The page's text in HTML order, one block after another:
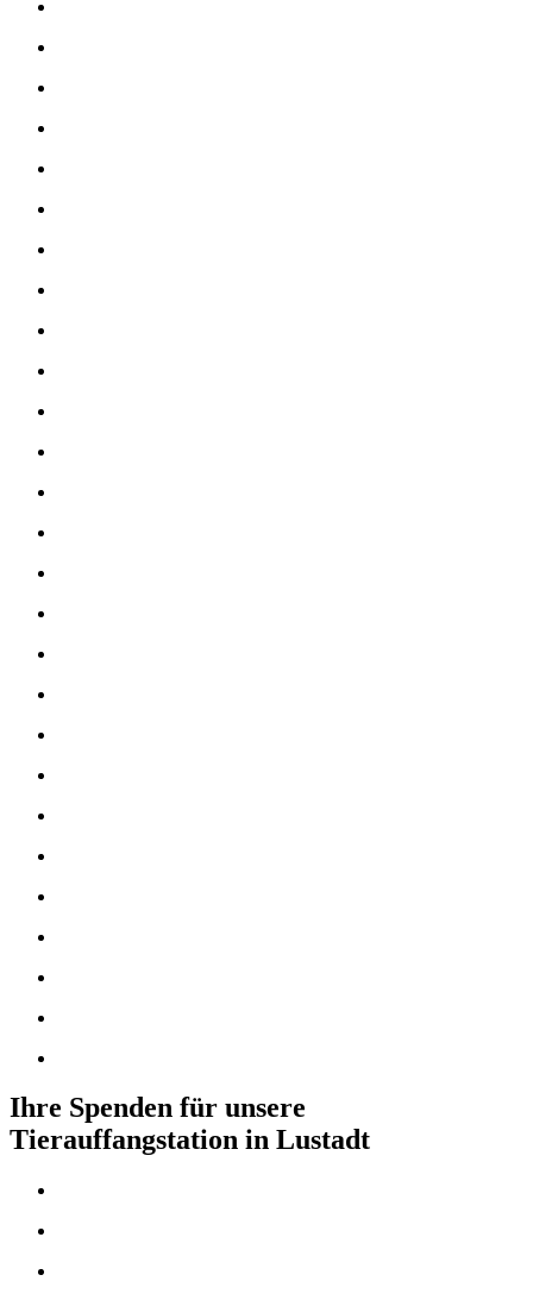
Ihre Spenden für unsere
Tierauffangstation in Lustadt